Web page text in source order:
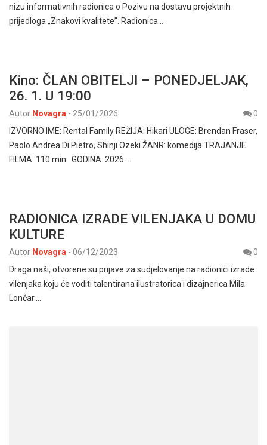
nizu informativnih radionica o Pozivu na dostavu projektnih
prijedloga „Znakovi kvalitete”. Radionica…
Kino: ČLAN OBITELJI – PONEDJELJAK,
26. 1. U 19:00
Autor Novagra - 25/01/2026
0
IZVORNO IME: Rental Family REŽIJA: Hikari ULOGE: Brendan Fraser,
Paolo Andrea Di Pietro, Shinji Ozeki ŽANR: komedija TRAJANJE
FILMA: 110 min GODINA: 2026. …
RADIONICA IZRADE VILENJAKA U DOMU
KULTURE
Autor Novagra - 06/12/2023
0
Draga naši, otvorene su prijave za sudjelovanje na radionici izrade
vilenjaka koju će voditi talentirana ilustratorica i dizajnerica Mila
Lončar.…